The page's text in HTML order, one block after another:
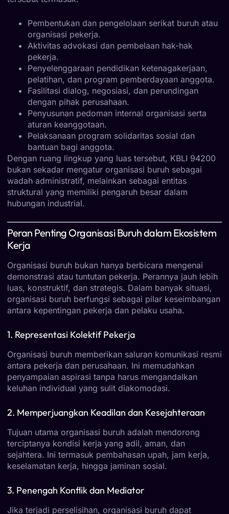
Pembentukan dan pengelolaan serikat buruh atau
organisasi pekerja.
Aktivitas advokasi dan pembelaan hak-hak
pekerja.
Penyelenggaraan pendidikan ketenagakerjaan,
pelatihan, dan program pemberdayaan anggota.
Fasilitasi dialog, negosiasi, dan perundingan
dengan pihak perusahaan.
Penyusunan pedoman internal organisasi serta
aturan keanggotaan.
Pelaksanaan program solidaritas sosial dan
bantuan bagi anggota.
Dengan ruang lingkup yang luas tersebut, KBLI 94200
bukan sekadar mengatur organisasi buruh sebagai
wadah administratif, melainkan sebagai entitas
struktural yang memiliki pengaruh besar dalam
hubungan industrial.
Peran Penting Organisasi Buruh dalam Ekosistem
Kerja
Organisasi buruh bukan hanya berbicara mengenai
demonstrasi atau tuntutan pekerja. Perannya jauh lebih
luas, konstruktif, dan strategis. Dalam banyak situasi,
organisasi buruh berfungsi sebagai pilar keseimbangan
antara kepentingan pekerja dan pelaku usaha.
1. Representasi Kolektif Pekerja
Organisasi buruh memberikan saluran komunikasi resmi
antara pekerja dan perusahaan. Ini memudahkan
penyampaian aspirasi tanpa harus mengandalkan
keluhan individual yang sulit diakomodasi.
2. Memperjuangkan Keadilan dan Kesejahteraan
Tujuan utama organisasi buruh adalah mendorong
terciptanya kondisi kerja yang adil, aman, dan
sejahtera. Ini termasuk pembahasan upah, jam kerja,
keselamatan kerja, hingga jaminan sosial.
3. Penengah Konflik dan Mediator
Jika terjadi perselisihan, organisasi buruh dapat